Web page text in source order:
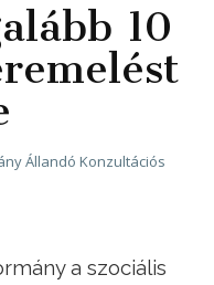
10
Állandó Konzultációs
a szociális